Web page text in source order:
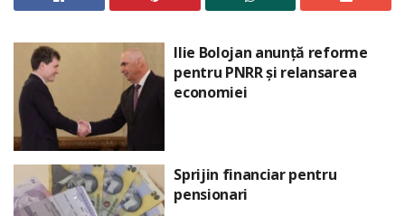
Ilie Bolojan anunță reforme
pentru PNRR și relansarea
economiei
Sprijin financiar pentru
pensionari